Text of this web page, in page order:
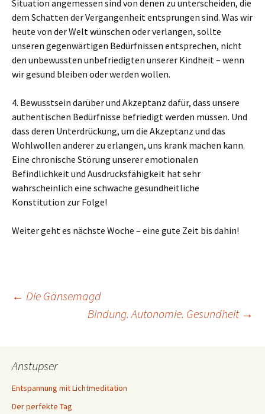
Situation angemessen sind von denen zu unterscheiden, die
dem Schatten der Vergangenheit entsprungen sind. Was wir
heute von der Welt wünschen oder verlangen, sollte
unseren gegenwärtigen Bedürfnissen entsprechen, nicht
den unbewussten unbefriedigten unserer Kindheit – wenn
wir gesund bleiben oder werden wollen.
4. Bewusstsein darüber und Akzeptanz dafür, dass unsere
authentischen Bedürfnisse befriedigt werden müssen. Und
dass deren Unterdrückung, um die Akzeptanz und das
Wohlwollen anderer zu erlangen, uns krank machen kann.
Eine chronische Störung unserer emotionalen
Befindlichkeit und Ausdrucksfähigkeit hat sehr
wahrscheinlich eine schwache gesundheitliche
Konstitution zur Folge!
Weiter geht es nächste Woche – eine gute Zeit bis dahin!
Beitragsnavigation
← Die Gänsemagd
Bindung. Autonomie. Gesundheit →
Anstupser
Entspannung mit Lichtmeditation
Der perfekte Tag